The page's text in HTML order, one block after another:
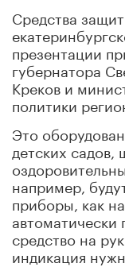
Средства
презентации
губернатора
Креков и
политики
Это
детских
например,
приборы, как
средство на
индикация